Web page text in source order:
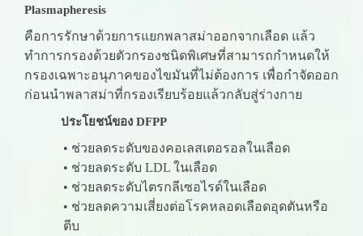
Plasmapheresis
คือการรักษาด้วยการแยกพลาสม่าออกจากเลือด แล้ว
ทำการกรองด้วยตัวกรองชนิดพิเศษที่สามารถกำหนดให้
กรองเฉพาะอนุภาคของไขมันที่ไม่ต้องการ เพื่อกำจัดออก
ก่อนนำพลาสม่าที่กรองเรียบร้อยแล้วกลับสู่ร่างกาย
ประโยชน์ของ DFPP
• ช่วยลดระดับของคอเลสเตอรอลในเลือด
• ช่วยลดระดับ LDL ในเลือด
• ช่วยลดระดับไตรกลีเซอไรด์ในเลือด
• ช่วยลดความเสี่ยงต่อโรคหลอดเลือดอุดตันหรือ
ตีบ